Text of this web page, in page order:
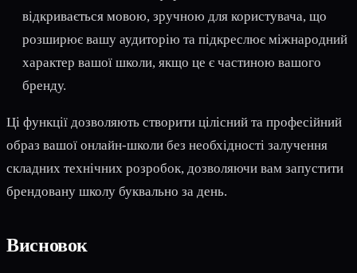
відкривається мовою, зручною для користувача, що
розширює вашу аудиторію та підкреслює міжнародний
характер вашої школи, якщо це є частиною вашого
бренду.
Ці функції дозволяють створити цілісний та професійний
образ вашої онлайн-школи без необхідності залучення
складних технічних розробок, дозволяючи вам запустити
брендовану школу буквально за день.
Висновок